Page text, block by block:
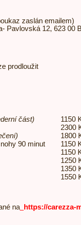
zaslán emailem)
Pavlovská 12, 623 00
prodloužit
část)
1150
2300
1800
90 minut
1150
1150
1250
1350
1550
na https://carezza-